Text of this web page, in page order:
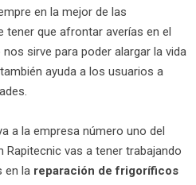
en la mejor de las
tener que afrontar averías en el
sirve para poder alargar la vida
ayuda a los usuarios a
a la empresa número uno del
Rapitecnic vas a tener trabajando
en la reparación de frigoríficos